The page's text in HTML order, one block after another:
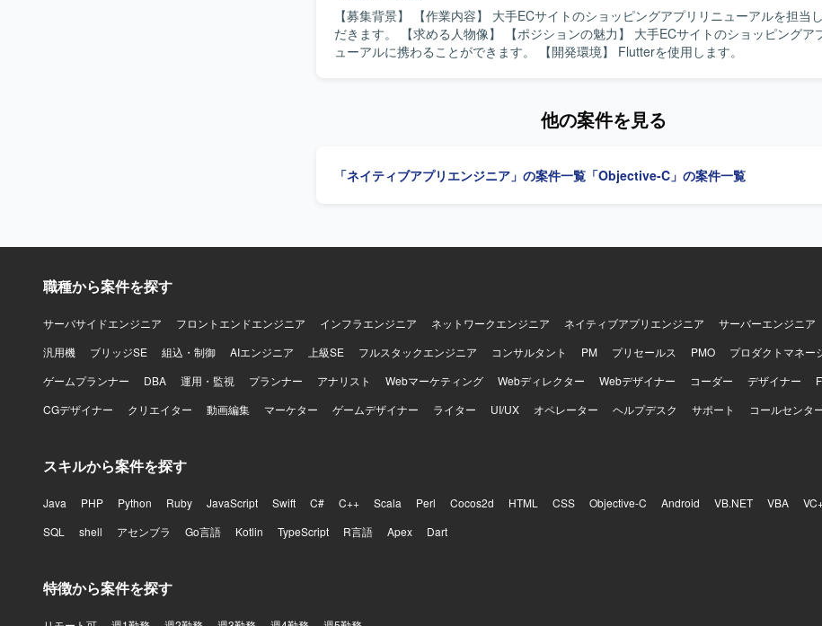
【募集背景】 【作業内容】 大手ECサイトのショッピングアプリリニューアルを担当していた
だきます。 【求める人物像】 【ポジションの魅力】 大手ECサイトのショッピングアプリリニ
ューアルに携わることができます。 【開発環境】 Flutterを使用します。
他の案件を見る
「ネイティブアプリエンジニア」の案件一覧 「Objective-C」の案件一覧
職種から案件を探す
サーバサイドエンジニア フロントエンドエンジニア インフラエンジニア ネットワークエンジニア ネイティブアプリエンジニア サーバーエンジニア
汎用機
ブリッジSE 組込・制御 AIエンジニア 上級SE フルスタックエンジニア コンサルタント PM プリセールス PMO プロダクトマネー
ゲームプランナー
DBA 運用・監視 プランナー アナリスト Webマーケティング Webディレクター Webデザイナー コーダー デザイナー
CGデザイナー
クリエイター 動画編集 マーケター ゲームデザイナー ライター UI/UX オペレーター ヘルプデスク サポート コールセンタ
スキルから案件を探す
Java PHP Python Ruby JavaScript Swift C# C++ Scala Perl Cocos2d HTML CSS Objective-C Android VB.NET VBA
SQL
shell アセンブラ Go言語 Kotlin TypeScript R言語 Apex Dart
特徴から案件を探す